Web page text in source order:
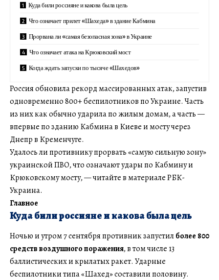
Куда били россияне и какова была цель
Что означает прилет «Шахеда» в здание Кабмина
Прорвана ли «самая безопасная зона» в Украине
Что означает атака на Крюковский мост
Когда ждать запуски по тысяче «Шахедов»
Россия обновила рекорд массированных атак, запустив
одновременно 800+ беспилотников по Украине. Часть
из них как обычно ударила по жилым домам, а часть —
впервые по зданию Кабмина в Киеве и мосту через
Днепр в Кременчуге.
Удалось ли противнику прорвать «самую сильную зону»
украинской ПВО, что означают удары по Кабмину и
Крюковскому мосту, — читайте в материале РБК-
Украина.
Главное
Куда били россияне и какова была цель
Ночью и утром 7 сентября противник запустилболее 800
средств воздушного поражения, в том числе 13
баллистических и крылатых ракет. Ударные
беспилотники типа «Шахед» составили половину.